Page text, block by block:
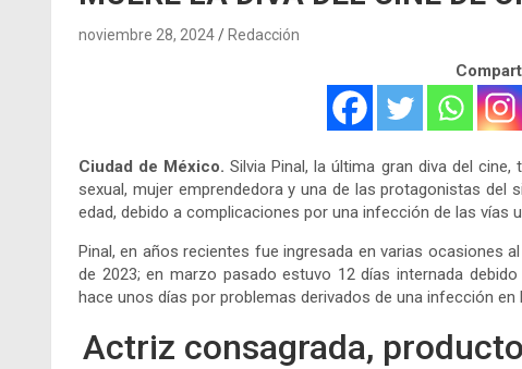
noviembre 28, 2024 Redacción
Ciudad de México. Silvia Pinal, la última gran diva del
sexual, mujer emprendedora y una de las protagonistas
edad, debido a complicaciones por una infección de las vías
Pinal, en años recientes fue ingresada en varias ocasiones
de 2023; en marzo pasado estuvo 12 días internada
hace unos días por problemas derivados de una infección en
Actriz consagrada,